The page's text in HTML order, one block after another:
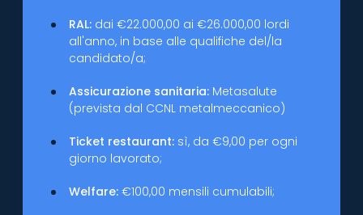
RAL: dai €22.000,00 ai €26.000,00 lordi
all'anno, in base alle qualifiche del/la
candidato/a;
Assicurazione sanitaria: Metasalute
(prevista dal CCNL metalmeccanico)
Ticket restaurant: sì, da €9,00 per ogni
giorno lavorato;
Welfare: €100,00 mensili cumulabili;